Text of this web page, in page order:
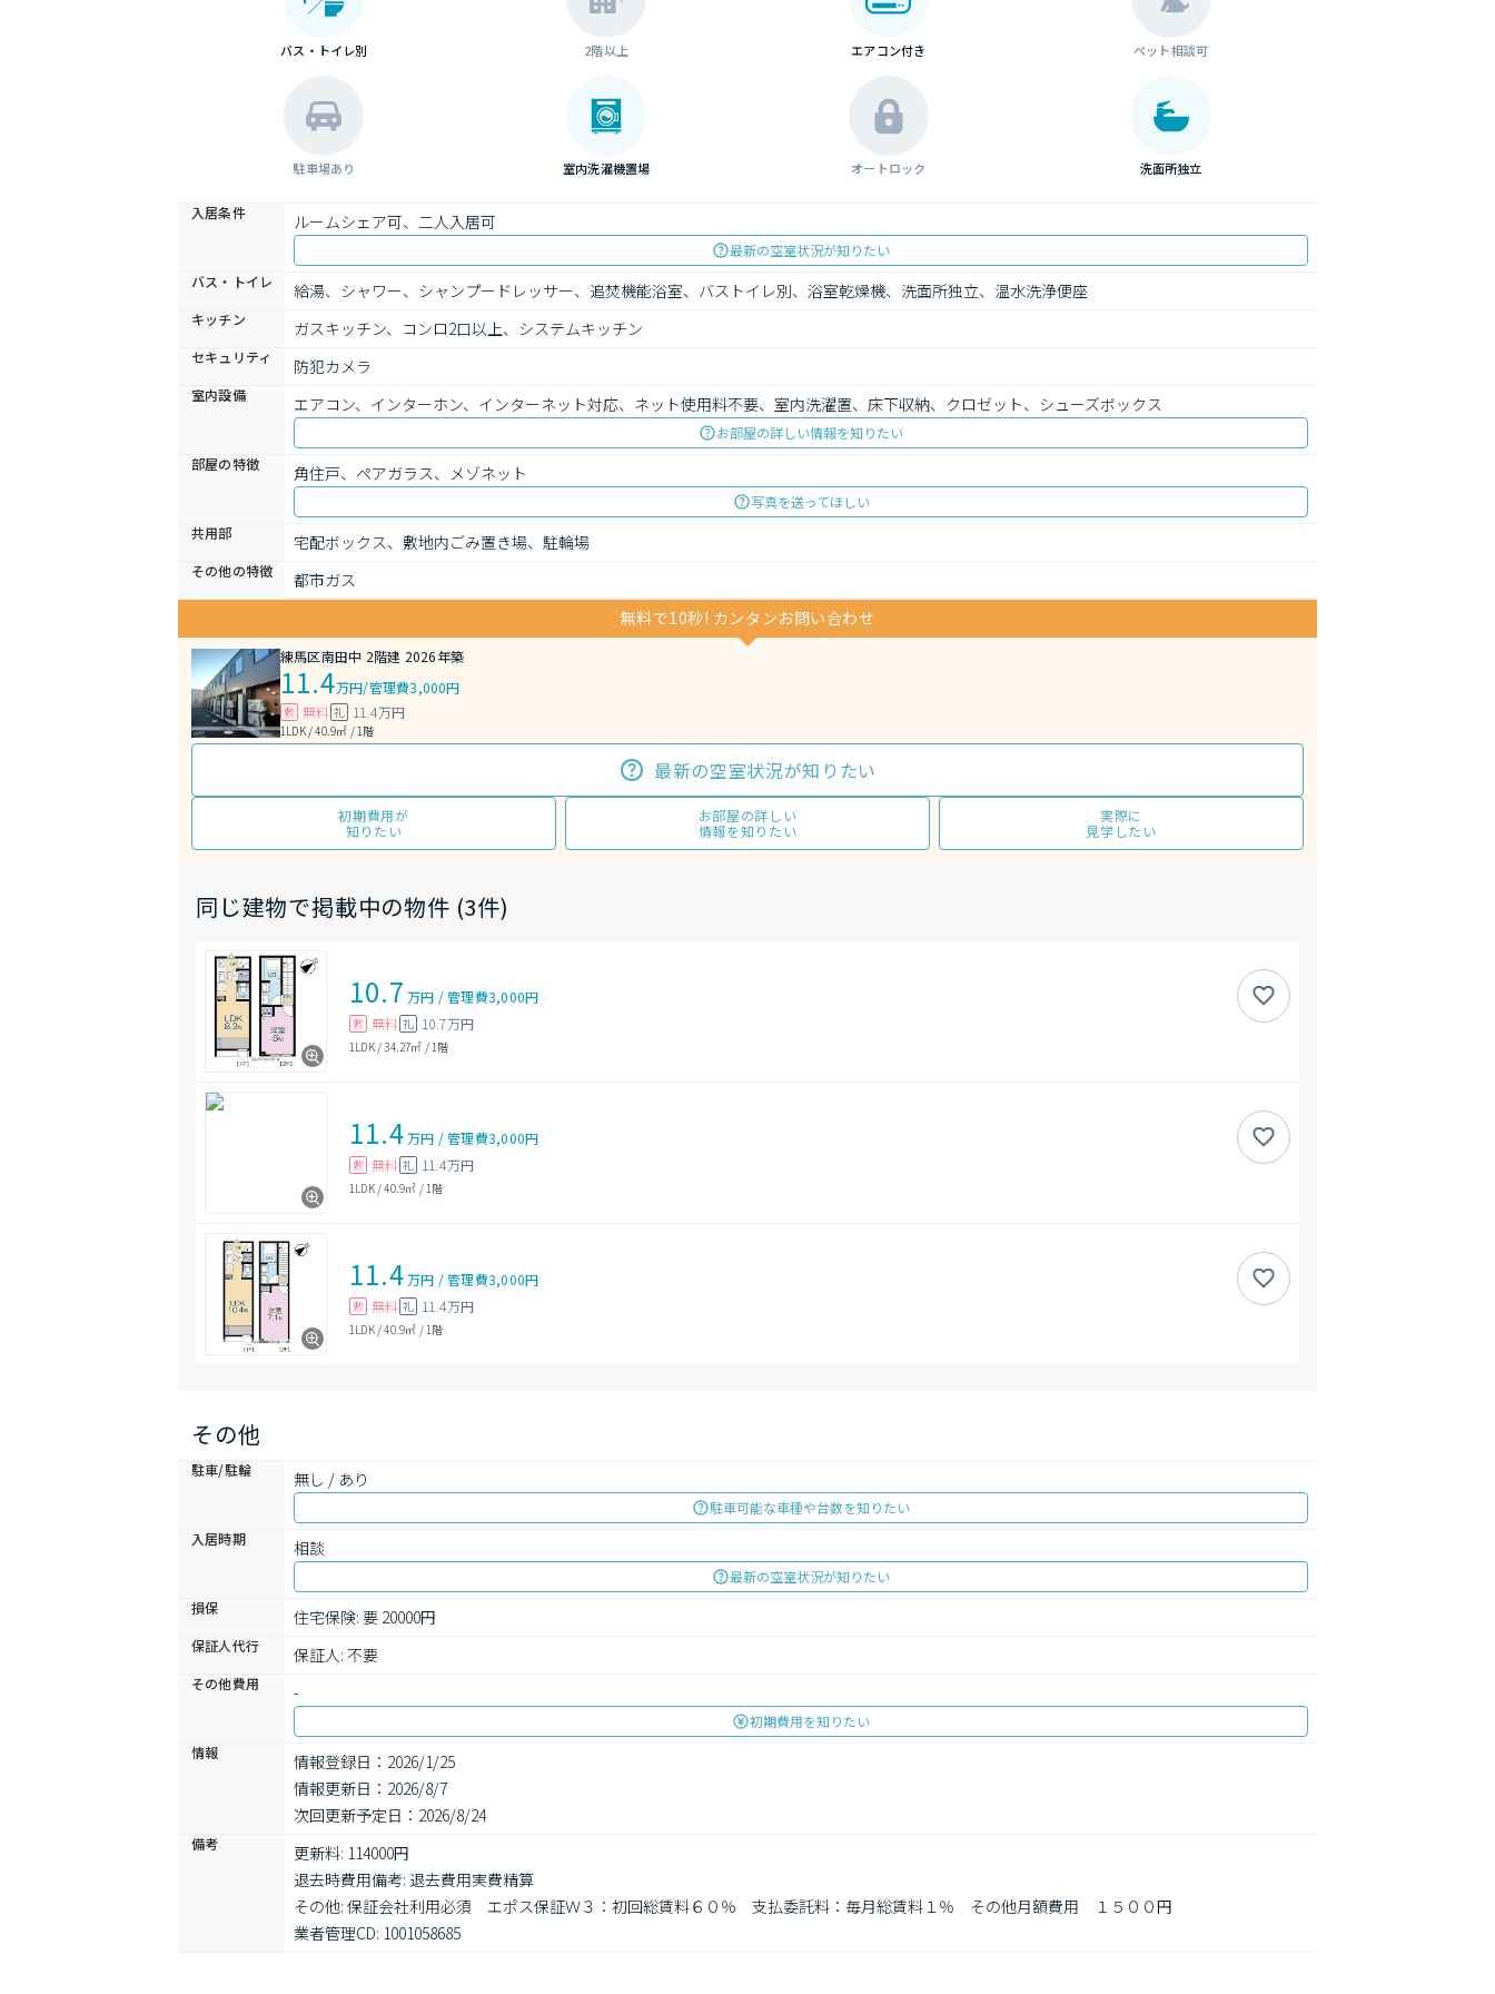
バス・トイレ別 2階以上 エアコン付き ペット相談可
駐車場あり 室内洗濯機置場 オートロック 洗面所独立
入居条件 ルームシェア可、二人入居可
最新の空室状況が知りたい
バス・トイレ
給湯、シャワー、シャンプードレッサー、追焚機能浴室、バストイレ別、浴室乾燥機、洗面所独立、温水洗浄便座
キッチン ガスキッチン、コンロ2口以上、システムキッチン
セキュリティ 防犯カメラ
室内設備 エアコン、インターホン、インターネット対応、ネット使用料不要、室内洗濯置、床下収納、クロゼット、シューズボックス
お部屋の詳しい情報を知りたい
部屋の特徴
角住戸、ペアガラス、メゾネット
写真を送ってほしい
共用部
宅配ボックス、敷地内ごみ置き場、駐輪場
その他の特徴
都市ガス
無料で10秒! カンタンお問い合わせ
練馬区南田中 2階建 2026年築
11.4万円/管理費3,000円
敷 無料 礼 11.4万円
1LDK / 40.9㎡ / 1階
最新の空室状況が知りたい
初期費用が
知りたい
お部屋の詳しい
情報を知りたい
実際に
見学したい
同じ建物で掲載中の物件 (3件)
10.7 万円 /管理費3,000円
敷 無料 礼 10.7万円
1LDK/34.27㎡ / 1階
11.4万円 /管理費3,000円
敷 無料 礼 11.4万円
1LDK/40.9㎡ / 1階
11.4万円 /管理費3,000円
敷 無料 礼 11.4万円
1LDK/40.9㎡ / 1階
その他
駐車/駐輪 無し / あり
駐車可能な車種や台数を知りたい
入居時期
相談
最新の空室状況が知りたい
損保
住宅保険: 要 20000円
保証人代行 保証人: 不要
その他費用 -
初期費用を知りたい
情報
情報登録日：2026/1/25
情報更新日：2026/8/7
次回更新予定日：2026/8/24
備考
更新料: 114000円
退去時費用備考: 退去費用実費精算
その他: 保証会社利用必須　エポス保証Ｗ３：初回総賃料６０％　支払委託料：毎月総賃料１％　その他月額費用　１５００円
業者管理CD: 1001058685